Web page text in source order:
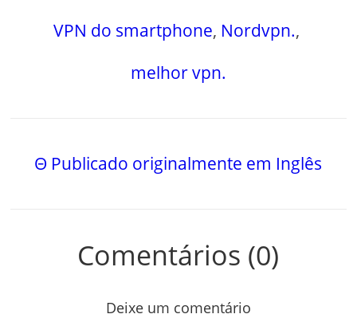
VPN do smartphone, Nordvpn.,
melhor vpn.
Θ Publicado originalmente em Inglês
Comentários (0)
Deixe um comentário